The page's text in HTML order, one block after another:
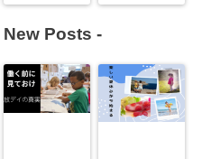
New Posts -